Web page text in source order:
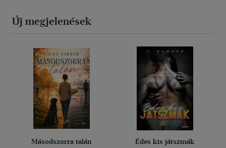
Új megjelenések
Másodszorra talán Édes kis játszmák